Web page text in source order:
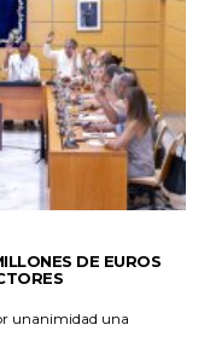
DE EUROS
unanimidad una